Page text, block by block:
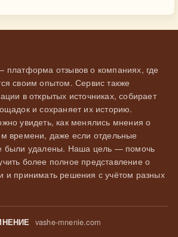
платформа отзывов о компаниях, где
своим опытом. Сервис также
в открытых источниках, собирает
и сохраняет их историю.
увидеть, как менялись мнения о
времени, даже если отдельные
были удалены. Наша цель — помочь
более полное представление о
и принимать решения с учётом разных
vashe-mnenie.com